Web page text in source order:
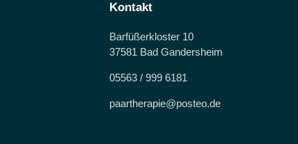
Kontakt
Barfüßerkloster 10
37581 Bad Gandersheim
05563 / 999 6181
paartherapie@posteo.de